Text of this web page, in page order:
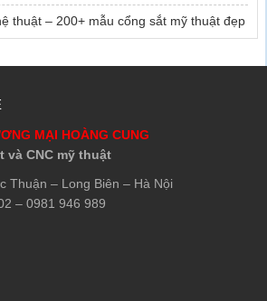
thuật – 200+ mẫu cổng sắt mỹ thuật đẹp
MẠI HOÀNG CUNG
và CNC mỹ thuật
Thuận – Long Biên – Hà Nội
– 0981 946 989